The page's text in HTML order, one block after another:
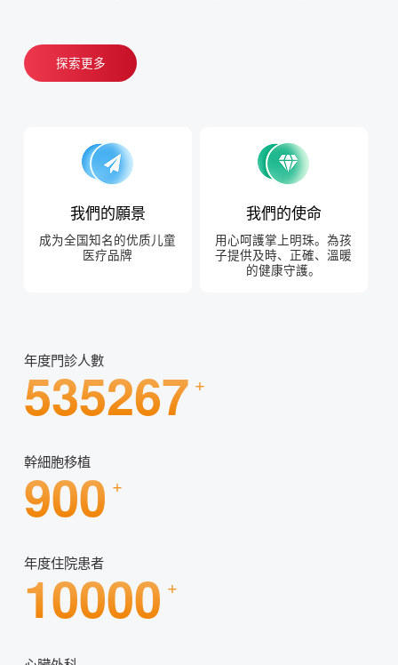
探索更多
我們的願景
成为全国知名的优质儿童
医疗品牌
我們的使命
用心呵護掌上明珠。為孩
子提供及時、正確、溫暖
的健康守護。
年度門診人數
620000 +
幹細胞移植
900 +
年度住院患者
10000 +